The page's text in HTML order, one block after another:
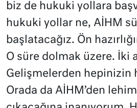
biz de hukuki yollara
hukuki yollar ne, AİHM
başlatacağız. Ön
O süre dolmak üzere. İki
Gelişmelerden hepinizin
Orada da AİHM’den